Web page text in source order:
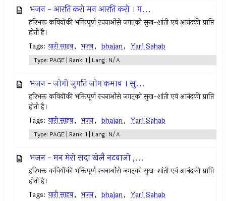
भजन - आरति करो मन आरति करो । ग...
हरिभक्त कवियोंकी भक्तिपूर्ण रचनाओंसे जगत्‌को सुख-शांती एवं आनंदकी प्राप्ति
होती है।
Tags: यारी साहब, भजन, bhajan, Yari Sahab
Type: PAGE | Rank: 1 | Lang: N/A
भजन - जोगी जुगति जोग कमाव । सु...
हरिभक्त कवियोंकी भक्तिपूर्ण रचनाओंसे जगत्‌को सुख-शांती एवं आनंदकी प्राप्ति
होती है।
Tags: यारी साहब, भजन, bhajan, Yari Sahab
Type: PAGE | Rank: 1 | Lang: N/A
भजन - मन मेरो सदा खेलै नटबाजी ,...
हरिभक्त कवियोंकी भक्तिपूर्ण रचनाओंसे जगत्‌को सुख-शांती एवं आनंदकी प्राप्ति
होती है।
Tags: यारी साहब, भजन, bhajan, Yari Sahab